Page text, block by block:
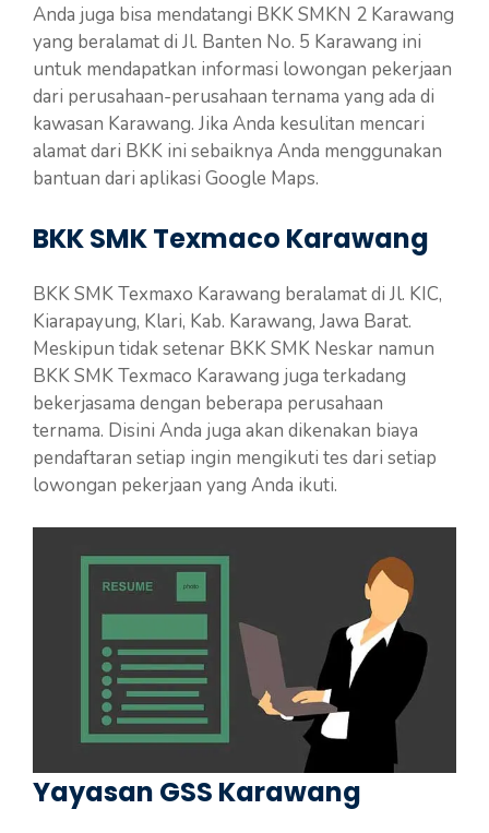
Anda juga bisa mendatangi BKK SMKN 2 Karawang
yang beralamat di Jl. Banten No. 5 Karawang ini
untuk mendapatkan informasi lowongan pekerjaan
dari perusahaan-perusahaan ternama yang ada di
kawasan Karawang. Jika Anda kesulitan mencari
alamat dari BKK ini sebaiknya Anda menggunakan
bantuan dari aplikasi Google Maps.
BKK SMK Texmaco Karawang
BKK SMK Texmaxo Karawang beralamat di Jl. KIC,
Kiarapayung, Klari, Kab. Karawang, Jawa Barat.
Meskipun tidak setenar BKK SMK Neskar namun
BKK SMK Texmaco Karawang juga terkadang
bekerjasama dengan beberapa perusahaan
ternama. Disini Anda juga akan dikenakan biaya
pendaftaran setiap ingin mengikuti tes dari setiap
lowongan pekerjaan yang Anda ikuti.
Yayasan GSS Karawang